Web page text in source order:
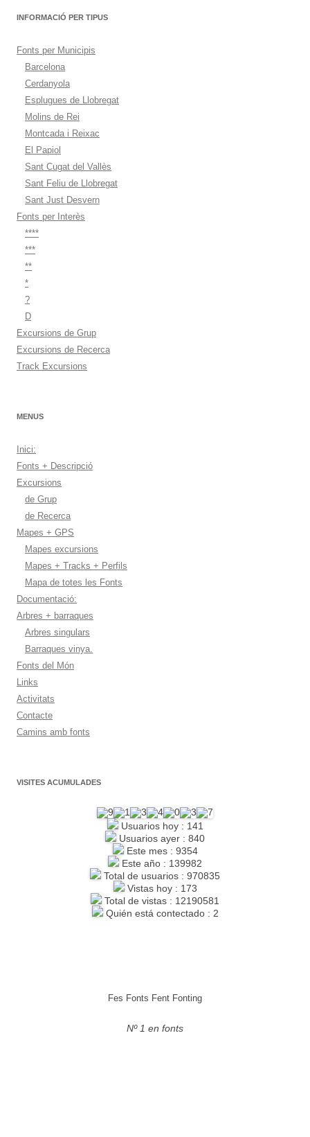
INFORMACIÓ PER TIPUS
Fonts per Municipis
Barcelona
Cerdanyola
Esplugues de Llobregat
Molins de Rei
Montcada i Reixac
El Papiol
Sant Cugat del Vallès
Sant Feliu de Llobregat
Sant Just Desvern
Fonts per Interès
****
***
**
*
?
D
Excursions de Grup
Excursions de Recerca
Track Excursions
MENUS
Inici:
Fonts + Descripció
Excursions
de Grup
de Recerca
Mapes + GPS
Mapes excursions
Mapes + Tracks + Perfils
Mapa de totes les Fonts
Documentació:
Arbres + barraques
Arbres singulars
Barraques vinya.
Fonts del Món
Links
Activitats
Contacte
Camins amb fonts
VISITES ACUMULADES
Usuarios hoy : 141
Usuarios ayer : 840
Este mes : 9354
Este año : 139982
Total de usuarios : 970835
Vistas hoy : 173
Total de vistas : 12190581
Quién está contectado : 2
Fes Fonts Fent Fonting
Nº 1 en fonts